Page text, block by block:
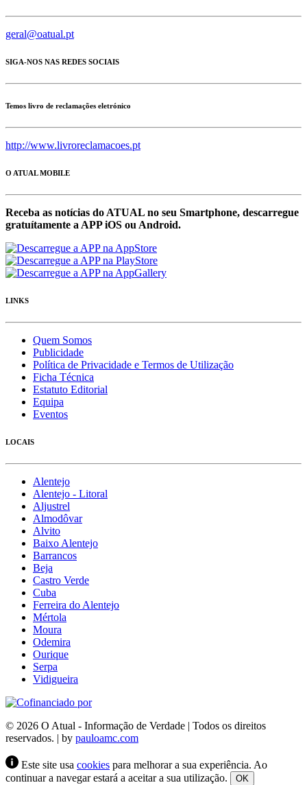
geral@oatual.pt
SIGA-NOS NAS REDES SOCIAIS
Temos livro de reclamações eletrónico
http://www.livroreclamacoes.pt
O ATUAL MOBILE
Receba as notícias do ATUAL no seu Smartphone, descarregue
gratuítamente a APP iOS ou Android.
LINKS
Quem Somos
Publicidade
Política de Privacidade e Termos de Utilização
Ficha Técnica
Estatuto Editorial
Equipa
Eventos
LOCAIS
Alentejo
Alentejo - Litoral
Aljustrel
Almodôvar
Alvito
Baixo Alentejo
Barrancos
Beja
Castro Verde
Cuba
Ferreira do Alentejo
Mértola
Moura
Odemira
Ourique
Serpa
Vidigueira
© 2026 O Atual - Informação de Verdade | Todos os direitos
reservados. | by pauloamc.com
Este site usa cookies para melhorar a sua experiência. Ao
continuar a navegar estará a aceitar a sua utilização.
OK